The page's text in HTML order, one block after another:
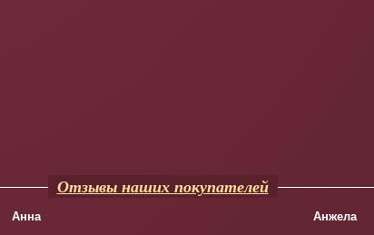
Отзывы наших покупателей
Анна Анжела